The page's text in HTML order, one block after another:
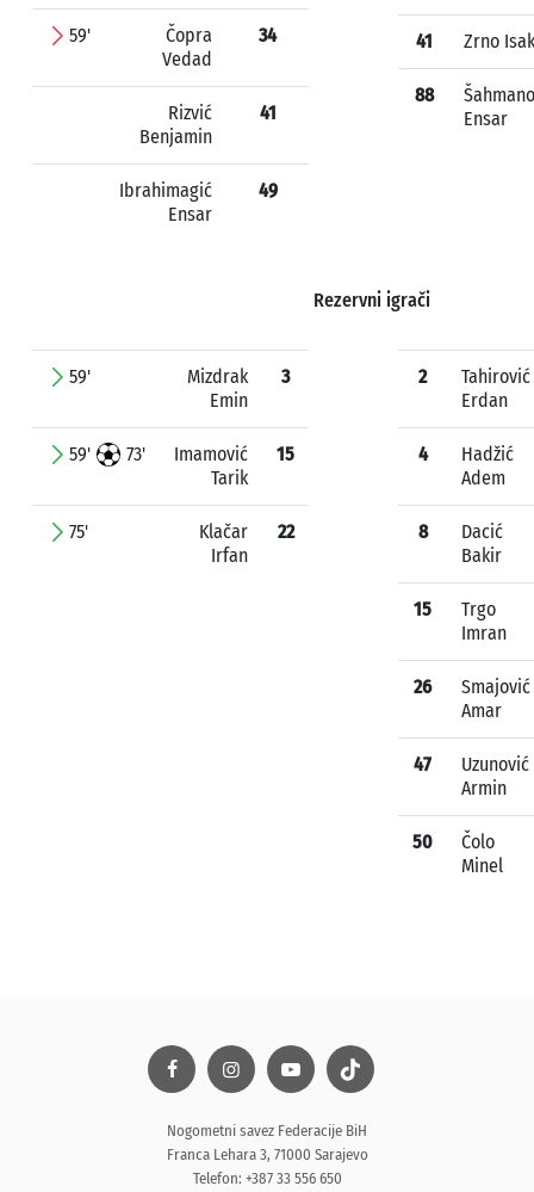
59'
Čopra
Vedad
34
Rizvić
Benjamin
41
Ibrahimagić
Ensar
49
41 Zrno Isak
88
Ensar
Rezervni igrači
59'
Mizdrak
Emin
3
59' 73'
Imamović
Tarik
15
75'
Klačar
Irfan
22
2
Tahirović
Erdan
4
Hadžić
Adem
8
Dacić
Bakir
15
Trgo
Imran
26
Smajović
Amar
47
Uzunović
Armin
50
Čolo
Minel
Nogometni savez Federacije BiH
Franca Lehara 3, 71000 Sarajevo
Telefon: +387 33 556 650